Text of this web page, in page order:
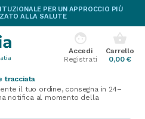
PER UN APPROCCIO PIÙ
ALLA SALUTE
shopping_basket
Carrello
0,00 €
face
Accedi
Registrati
tracciata
il tuo ordine, consegna in 24–
notifica al momento della